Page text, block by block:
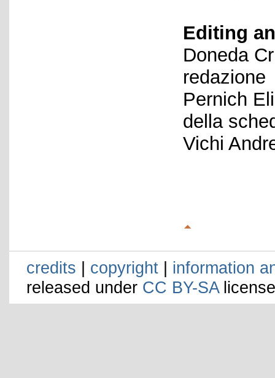
Editing
Doneda
redazione
Pernich
della
Vichi
credits | copyright | information
released under CC BY-SA